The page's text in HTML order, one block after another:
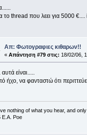
το thread που λεει για 5000
Απ: Φωτογραφιες κιθαρων!!
« Απάντηση #79 στις: 18/02/06,
αυτά είναι.....
ήχο, να φανταστώ ότι
nothing of what you hear, and
E.A. Poe